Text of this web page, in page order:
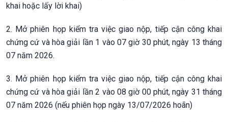
khai hoặc lấy lời khai)
2. Mở phiên họp kiểm tra việc giao nộp, tiếp cận công khai
chứng cứ và hòa giải lần 1 vào 07 giờ 30 phút, ngày 13 tháng
07 năm 2026.
3. Mở phiên họp kiểm tra việc giao nộp, tiếp cận công khai
chứng cứ và hòa giải lần 2 vào 08 giờ 00 phút, ngày 31 tháng
07 năm 2026 (nếu phiên họp ngày 13/07/2026 hoãn)